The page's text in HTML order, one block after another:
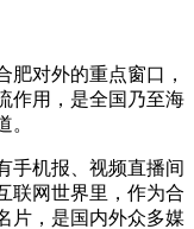
肥对外的重点窗口，
作用，是全国乃至海
。
手机报、视频直播间
联网世界里，作为合
片，是国内外众多媒